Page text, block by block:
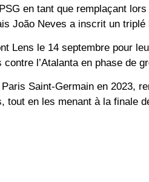
en tant que remplaçant
João Neves a inscrit un
Lens le 14 septembre pour
l’Atalanta en phase de
Saint-Germain en 2023,
tout en les menant à la finale